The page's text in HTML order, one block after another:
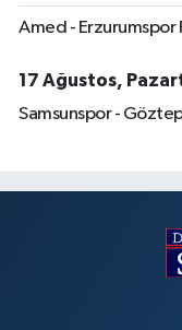
Amed - Erzurumspor
17 Ağustos,
Samsunspor -